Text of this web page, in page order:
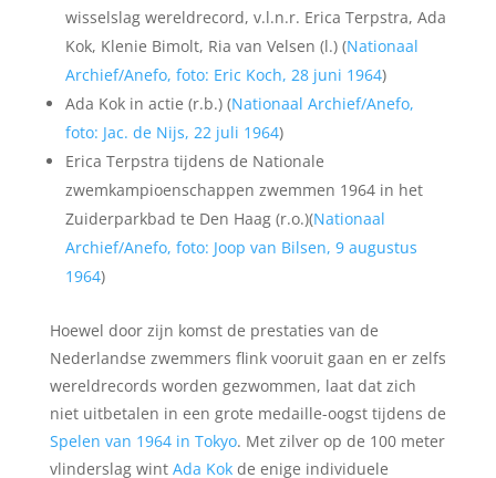
wisselslag wereldrecord, v.l.n.r. Erica Terpstra, Ada
Kok, Klenie Bimolt, Ria van Velsen (l.) (Nationaal
Archief/Anefo, foto: Eric Koch, 28 juni 1964)
Ada Kok in actie (r.b.) (Nationaal Archief/Anefo,
foto: Jac. de Nijs, 22 juli 1964)
Erica Terpstra tijdens de Nationale
zwemkampioenschappen zwemmen 1964 in het
Zuiderparkbad te Den Haag (r.o.)(Nationaal
Archief/Anefo, foto: Joop van Bilsen, 9 augustus
1964)
Hoewel door zijn komst de prestaties van de
Nederlandse zwemmers flink vooruit gaan en er zelfs
wereldrecords worden gezwommen, laat dat zich
niet uitbetalen in een grote medaille-oogst tijdens de
Spelen van 1964 in Tokyo. Met zilver op de 100 meter
vlinderslag wint Ada Kokde enige individuele